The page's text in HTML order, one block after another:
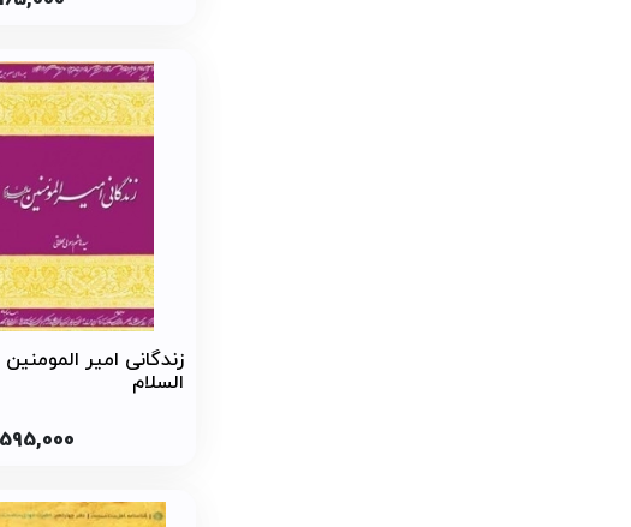
زندگانی امیر
السلام
595,000